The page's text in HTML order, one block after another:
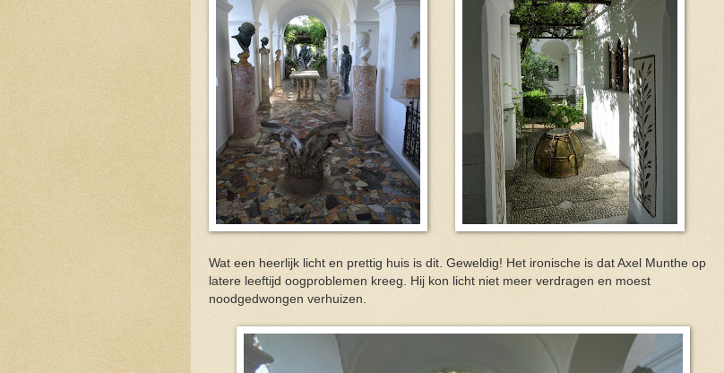
Wat een heerlijk licht en prettig huis is dit. Geweldig! Het ironische is dat Axel Munthe op
latere leeftijd oogproblemen kreeg. Hij kon licht niet meer verdragen en moest
noodgedwongen verhuizen.